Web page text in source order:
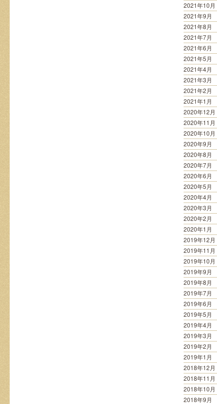
2021年10月
2021年9月
2021年8月
2021年7月
2021年6月
2021年5月
2021年4月
2021年3月
2021年2月
2021年1月
2020年12月
2020年11月
2020年10月
2020年9月
2020年8月
2020年7月
2020年6月
2020年5月
2020年4月
2020年3月
2020年2月
2020年1月
2019年12月
2019年11月
2019年10月
2019年9月
2019年8月
2019年7月
2019年6月
2019年5月
2019年4月
2019年3月
2019年2月
2019年1月
2018年12月
2018年11月
2018年10月
2018年9月